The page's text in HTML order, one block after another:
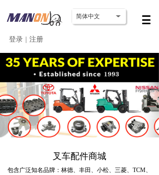
简体中文
登录 注册
叉车配件商城
包含广泛知名品牌：林德、丰田、小松、三菱、TCM、